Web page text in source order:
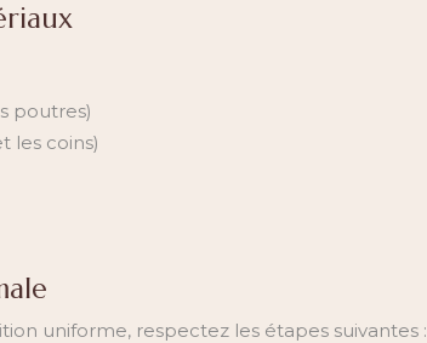
poutres)
les coins)
uniforme, respectez les étapes suivantes :